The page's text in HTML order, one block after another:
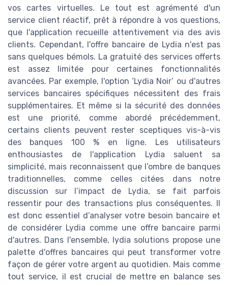
vos cartes virtuelles. Le tout est agrémenté d'un
service client réactif, prêt à répondre à vos questions,
que l'application recueille attentivement via des avis
clients. Cependant, l'offre bancaire de Lydia n'est pas
sans quelques bémols. La gratuité des services offerts
est assez limitée pour certaines fonctionnalités
avancées. Par exemple, l'option ‘Lydia Noir’ ou d'autres
services bancaires spécifiques nécessitent des frais
supplémentaires. Et même si la sécurité des données
est une priorité, comme abordé précédemment,
certains clients peuvent rester sceptiques vis-à-vis
des banques 100 % en ligne. Les utilisateurs
enthousiastes de l'application Lydia saluent sa
simplicité, mais reconnaissent que l’ombre de banques
traditionnelles, comme celles citées dans notre
discussion sur l’impact de Lydia, se fait parfois
ressentir pour des transactions plus conséquentes. Il
est donc essentiel d’analyser votre besoin bancaire et
de considérer Lydia comme une offre bancaire parmi
d'autres. Dans l'ensemble, lydia solutions propose une
palette d'offres bancaires qui peut transformer votre
façon de gérer votre argent au quotidien. Mais comme
tout service, il est crucial de mettre en balance ses